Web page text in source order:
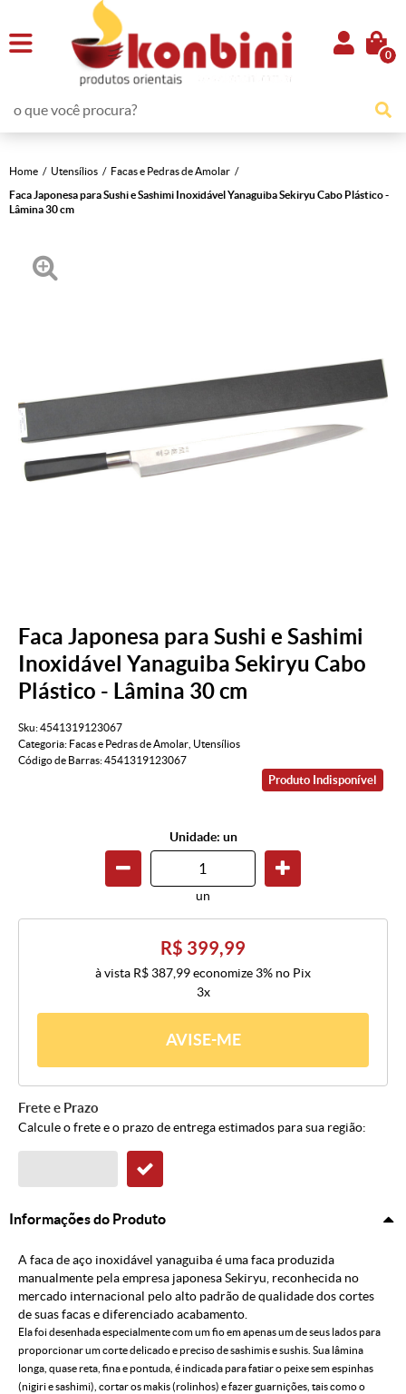
0
Home Utensílios
Facas e Pedras de Amolar
Faca Japonesa para Sushi e Sashimi Inoxidável Yanaguiba Sekiryu Cabo Plástico -
Lâmina 30 cm
Faca Japonesa para Sushi e Sashimi
Inoxidável Yanaguiba Sekiryu Cabo
Plástico - Lâmina 30 cm
Sku:4541319123067
Categoria: Facas e Pedras de Amolar Utensílios
Código de Barras:4541319123067
Produto Indisponível
Unidade: un
un
R$ 399,99
à vista R$ 387,99economize 3% no Pix
3x
AVISE-ME
Frete e Prazo
Calcule o frete e o prazo de entrega estimados para sua região:
Informações do Produto
A faca de aço inoxidável yanaguiba é uma faca produzida
manualmente pela empresa japonesa Sekiryu, reconhecida no
mercado internacional pelo alto padrão de qualidade dos cortes
de suas facas e diferenciado acabamento.
Ela foi desenhada especialmente com um fio em apenas um de seus lados para
proporcionar um corte delicado e preciso de sashimis e sushis. Sua lâmina
longa, quase reta, fina e pontuda, é indicada para fatiar o peixe sem espinhas
(nigiri e sashimi), cortar os makis (rolinhos) e fazer guarnições, tais como o